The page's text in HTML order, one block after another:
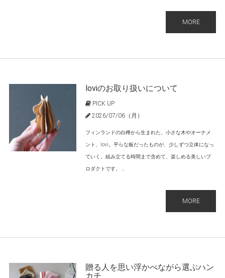
MORE
loviのお取り扱いについて
PICK UP
2026/07/06（月）
フィンランドの白樺から生まれた、小さな木やオーナメ
ント、lovi。平らな板だったものが、少しずつ立体になっ
ていく。組み立てる時間まで含めて、楽しめる美しいプ
ロダクトです。 ...
MORE
贈る人を思い浮かべながら選ぶハン
カチ